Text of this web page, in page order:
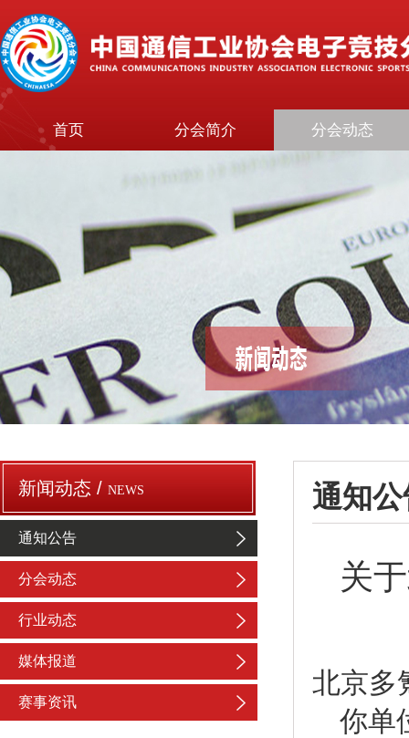
首页 分会简介 分会动态
新闻动态 / NEWS
通知公告
分会动态
行业动态
媒体报道
赛事资讯
通知
关
北京多
你单